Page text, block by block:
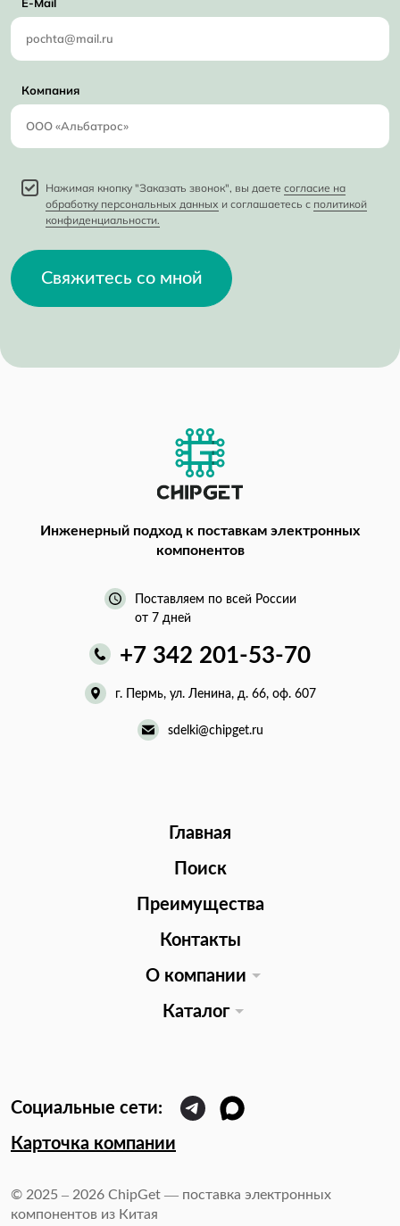
Компания
Нажимая кнопку "Заказать звонок", вы даете согласие на
обработку персональных данных и соглашаетесь с политикой
конфиденциальности.
Свяжитесь со мной
Инженерный подход к поставкам электронных
компонентов
Поставляем по всей России
от 7 дней
+7 342 201-53-70
г. Пермь, ул. Ленина, д. 66, оф. 607
sdelki@chipget.ru
Главная
Поиск
Преимущества
Контакты
О компании
Каталог
Карточка компании
© 2025 – 2026 ChipGet — поставка электронных
компонентов из Китая